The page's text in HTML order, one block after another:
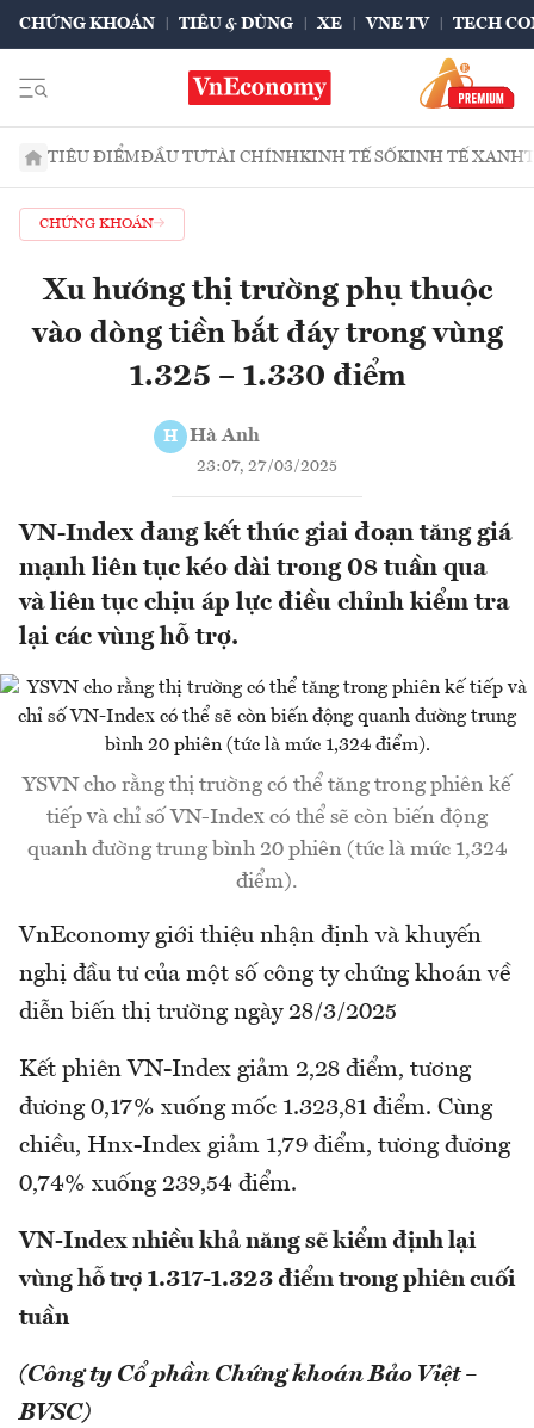
CHỨNG KHOÁN TIÊU & DÙNG XE VNE TV TECH
TIÊU ĐIỂMĐẦU TƯTÀI CHÍNHKINH TẾ SỐKINH TẾ XANH
CHỨNG KHOÁN
Xu hướng thị trường phụ thuộc
vào dòng tiền bắt đáy trong vùng
1.325 – 1.330 điểm
H Hà Anh
23:07, 27/03/2025
VN-Index đang kết thúc giai đoạn tăng giá
mạnh liên tục kéo dài trong 08 tuần qua
và liên tục chịu áp lực điều chỉnh kiểm tra
lại các vùng hỗ trợ.
YSVN cho rằng thị trường có thể tăng trong phiên kế
tiếp và chỉ số VN-Index có thể sẽ còn biến động
quanh đường trung bình 20 phiên (tức là mức 1,324
điểm).
VnEconomy giới thiệu nhận định và khuyến
nghị đầu tư của một số công ty chứng khoán về
diễn biến thị trường ngày 28/3/2025
Kết phiên VN-Index giảm 2,28 điểm, tương
đương 0,17% xuống mốc 1.323,81 điểm. Cùng
chiều, Hnx-Index giảm 1,79 điểm, tương đương
0,74% xuống 239,54 điểm.
VN-Index nhiều khả năng sẽ kiểm định lại
vùng hỗ trợ 1.317-1.323 điểm trong phiên cuối
tuần
(Công ty Cổ phần Chứng khoán Bảo Việt –
BVSC)